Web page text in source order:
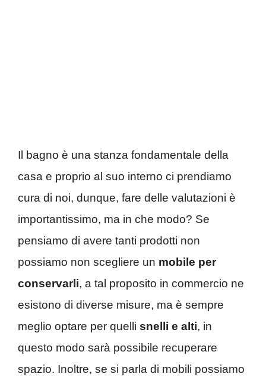
Il bagno è una stanza fondamentale della
casa e proprio al suo interno ci prendiamo
cura di noi, dunque, fare delle valutazioni è
importantissimo, ma in che modo? Se
pensiamo di avere tanti prodotti non
possiamo non scegliere un mobile per
conservarli, a tal proposito in commercio ne
esistono di diverse misure, ma è sempre
meglio optare per quelli snelli e alti, in
questo modo sarà possibile recuperare
spazio. Inoltre, se si parla di mobili possiamo